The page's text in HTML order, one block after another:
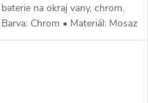
baterie na okraj vany, chrom.
Barva: Chrom • Materiál: Mosaz
• Tvar: Kruhové • Instalace: Na